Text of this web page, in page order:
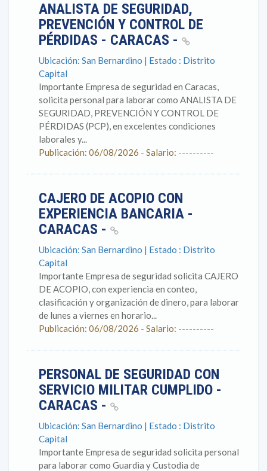
ANALISTA DE SEGURIDAD,
PREVENCIÓN Y CONTROL DE
PÉRDIDAS - CARACAS -
Ubicación: San Bernardino | Estado : Distrito
Capital
Importante Empresa de seguridad en Caracas,
solicita personal para laborar como ANALISTA DE
SEGURIDAD, PREVENCIÓN Y CONTROL DE
PÉRDIDAS (PCP), en excelentes condiciones
laborales y...
Publicación: 06/08/2026 - Salario: ----------
CAJERO DE ACOPIO CON
EXPERIENCIA BANCARIA -
CARACAS -
Ubicación: San Bernardino | Estado : Distrito
Capital
Importante Empresa de seguridad solicita CAJERO
DE ACOPIO, con experiencia en conteo,
clasificación y organización de dinero, para laborar
de lunes a viernes en horario...
Publicación: 06/08/2026 - Salario: ----------
PERSONAL DE SEGURIDAD CON
SERVICIO MILITAR CUMPLIDO -
CARACAS -
Ubicación: San Bernardino | Estado : Distrito
Capital
Importante Empresa de seguridad solicita personal
para laborar como Guardia y Custodia de